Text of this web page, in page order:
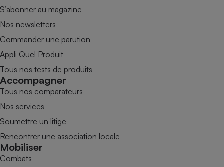
S’abonner au magazine
Nos newsletters
Commander une parution
Appli Quel Produit
Tous nos tests de produits
Accompagner
Tous nos comparateurs
Nos services
Soumettre un litige
Rencontrer une association locale
Mobiliser
Combats